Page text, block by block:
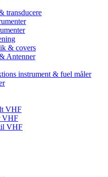
transducere
& covers
Antenner
instrument & fuel måler
VHF
VHF
VHF